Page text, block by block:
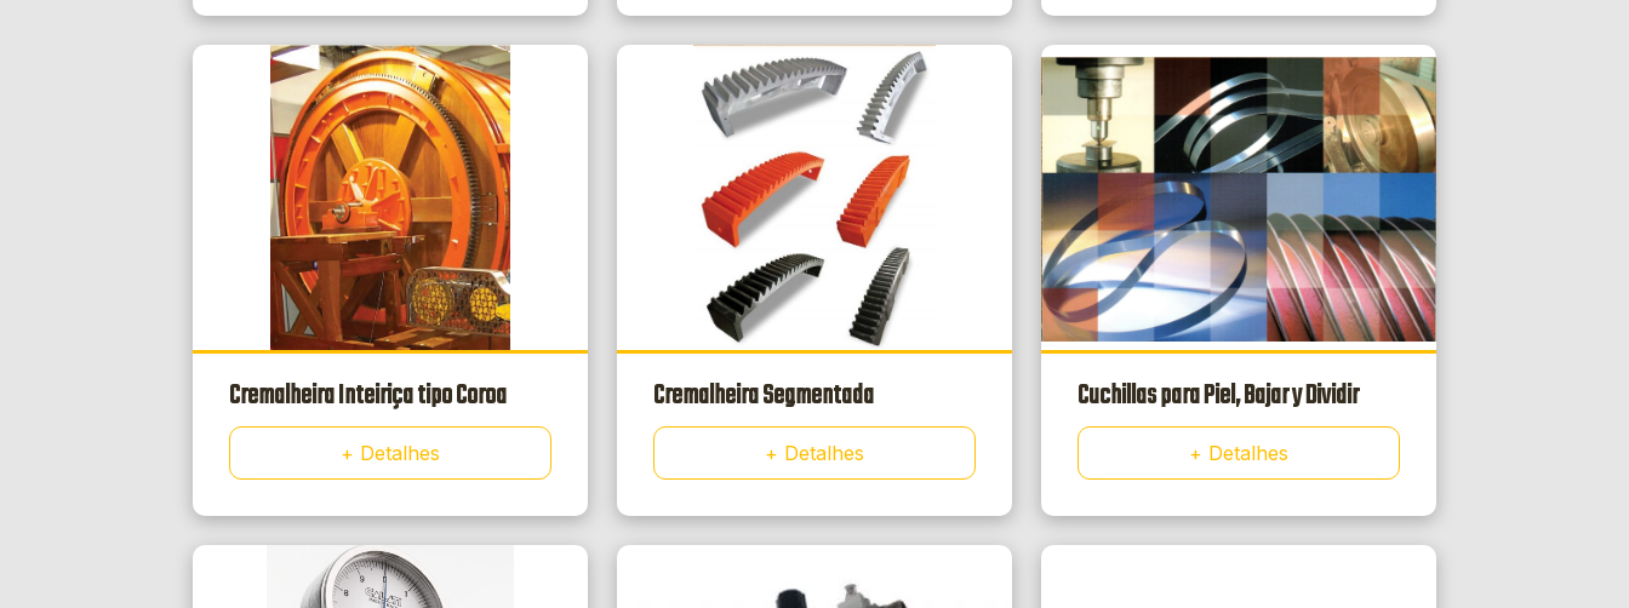
Cremalheira Inteiriça tipo Coroa
+ Detalhes
Cremalheira Segmentada
+ Detalhes
Cuchillas para Piel, Bajar y Dividir
+ Detalhes